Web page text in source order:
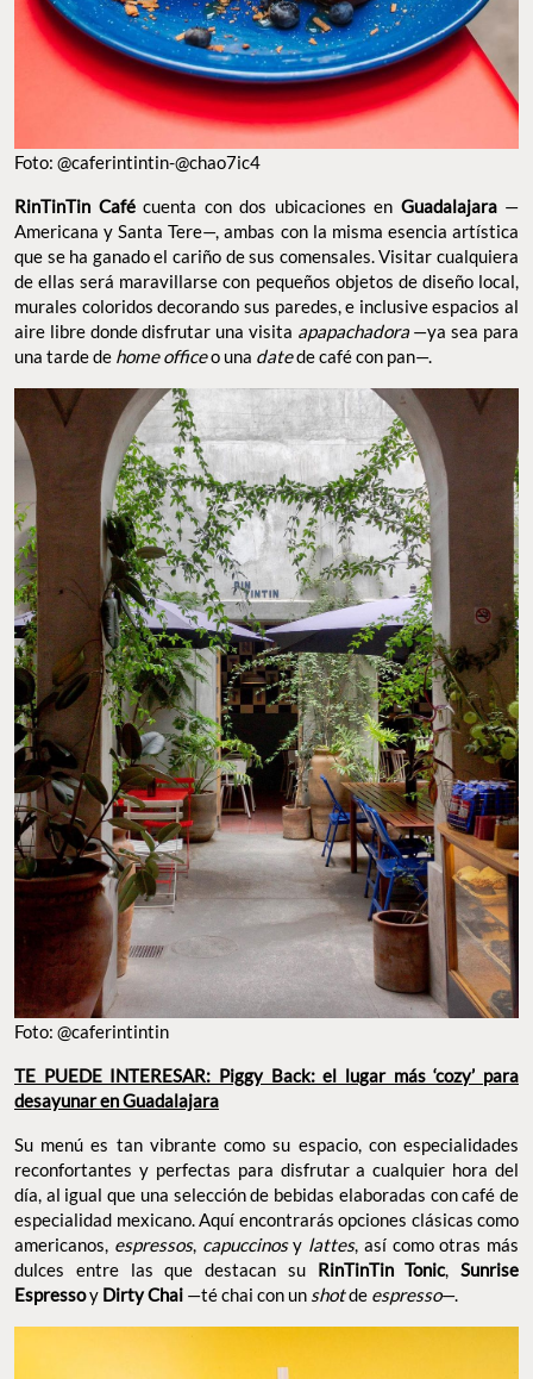
Foto: @caferintintin-@chao7ic4
RinTinTin Café cuenta con dos ubicaciones en Guadalajara—
Americana y Santa Tere—, ambas con la misma esencia artística
que se ha ganado el cariño de sus comensales. Visitar cualquiera
de ellas será maravillarse con pequeños objetos de diseño local,
murales coloridos decorando sus paredes, e inclusive espacios al
aire libre donde disfrutar una visita apapachadora—ya sea para
una tarde de home officeo una datede café con pan—.
Foto: @caferintintin
TE PUEDE INTERESAR: Piggy Back: el lugar más ‘cozy’ para
desayunar en Guadalajara
Su menú es tan vibrante como su espacio, con especialidades
reconfortantes y perfectas para disfrutar a cualquier hora del
día, al igual que una selección de bebidas elaboradas con café de
especialidad mexicano. Aquí encontrarás opciones clásicas como
americanos, espressos, capuccinosy lattes, así como otras más
dulces entre las que destacan su RinTinTin Tonic, Sunrise
Espressoy Dirty Chai —té chai con un shotde espresso—.